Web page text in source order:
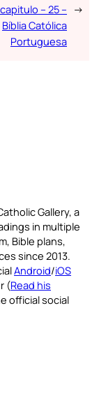
– 25 –
Bíblia Católica
Portuguesa
→
Gallery, a
in multiple
Bible plans,
since 2013.
Android/iOS
(Read his
official social